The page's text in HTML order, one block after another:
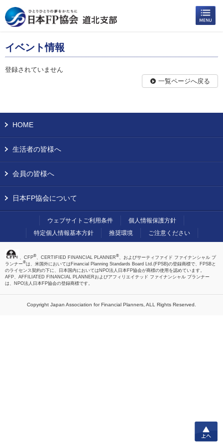
イベント情報
登録されていません
一覧ページへ戻る
HOME
生活者の皆様へ
会員の皆様へ
日本FP協会について
ウェブサイトご利用条件
個人情報保護方針
特定個人情報基本方針
推奨環境 ご注意ください
、CFP®、CERTIFIED FINANCIAL PLANNER®、およびサーティファイド ファイナンシャル プ
ランナー®は、米国外においてはFinancial Planning Standards Board Ltd.(FPSB)の登録商標で、FPSBと
のライセンス契約の下に、日本国内においてはNPO法人日本FP協会が商標の使用を認めています。
AFP、AFFILIATED FINANCIAL PLANNERおよびアフィリエイテッド ファイナンシャル プランナー
は、NPO法人日本FP協会の登録商標です。
Copyright Japan Association for Financial Planners, ALL Rights Reserved.